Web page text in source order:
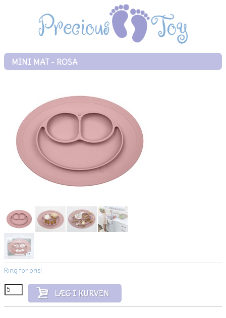
MINI MAT - ROSA
Ring for pris!